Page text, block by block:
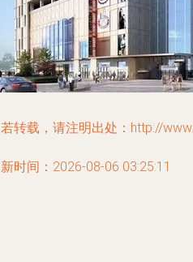
转载，请注明出处：http://
时间：2026-08-06 03:25:11